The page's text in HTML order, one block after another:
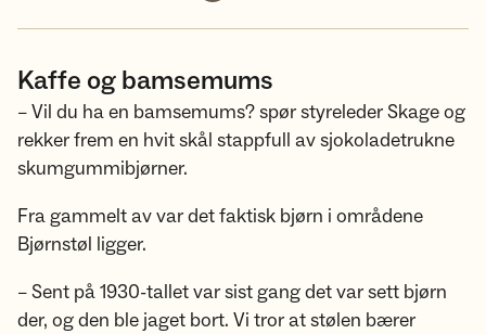
Kaffe og bamsemums
– Vil du ha en bamsemums? spør styreleder Skage og
rekker frem en hvit skål stappfull av sjokoladetrukne
skumgummibjørner.
Fra gammelt av var det faktisk bjørn i områdene
Bjørnstøl ligger.
– Sent på 1930-tallet var sist gang det var sett bjørn
der, og den ble jaget bort. Vi tror at stølen bærer